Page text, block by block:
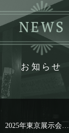
お知らせ
2025年東京展示会…